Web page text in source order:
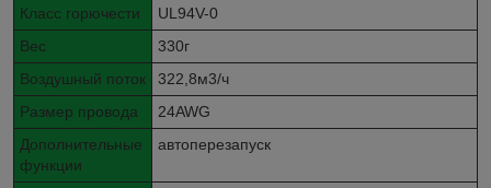
Класс горючести
UL94V-0
Вес
330г
Воздушный поток
322,8м3/ч
Размер провода
24AWG
Дополнительные
функции
автоперезапуск